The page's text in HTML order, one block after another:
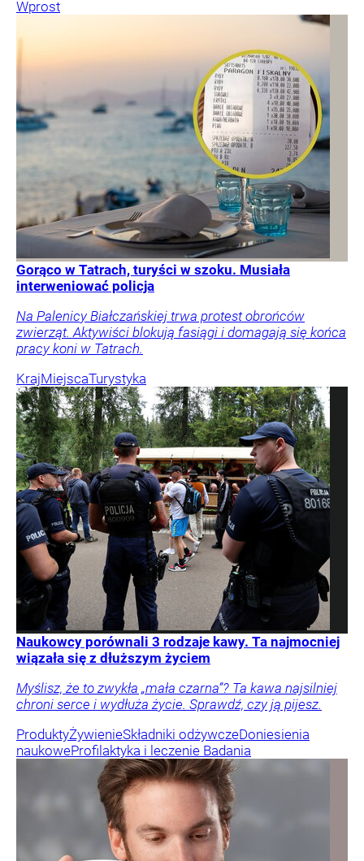
Wprost
Gorąco w Tatrach, turyści w szoku. Musiała
interweniować policja
Na Palenicy Białczańskiej trwa protest obrońców
zwierząt. Aktywiści blokują fasiągi i domagają się końca
pracy koni w Tatrach.
KrajMiejscaTurystyka
Naukowcy porównali 3 rodzaje kawy. Ta najmocniej
wiązała się z dłuższym życiem
Myślisz, że to zwykła „mała czarna”? Ta kawa najsilniej
chroni serce i wydłuża życie. Sprawdź, czy ją pijesz.
ProduktyŻywienieSkładniki odżywczeDoniesienia
naukoweProfilaktyka i leczenie Badania